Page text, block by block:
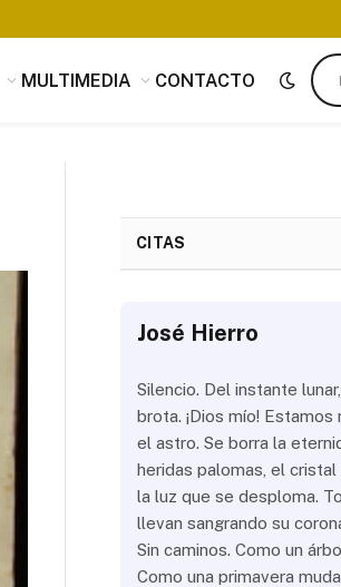
MULTIMEDIA CONTACTO
CITAS
es más
con
través del
servir de
también
José Hierro
Silencio. Del instante
brota. ¡Dios mío! Estamos
el astro. Se borra la
heridas palomas, el
la luz que se desploma.
llevan sangrando su
Sin caminos. Como un
Como una primavera